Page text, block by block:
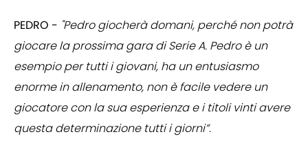
PEDRO - "Pedro giocherà domani, perché non potrà
giocare la prossima gara di Serie A. Pedro è un
esempio per tutti i giovani, ha un entusiasmo
enorme in allenamento, non è facile vedere un
giocatore con la sua esperienza e i titoli vinti avere
questa determinazione tutti i giorni”.